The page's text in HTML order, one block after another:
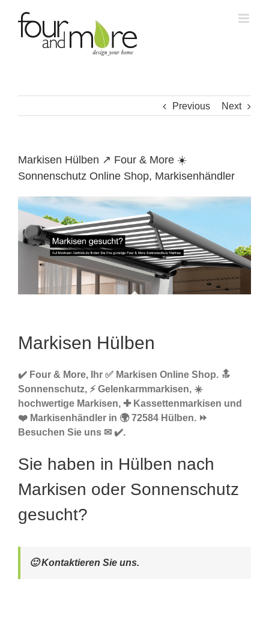
content
Previous Next
Markisen Hülben ↗️ Four & More ☀️
Sonnenschutz Online Shop, Markisenhändler
Markisen Hülben
✔️ Four & More, Ihr ✅ Markisen Online Shop. 🔝
Sonnenschutz, ⚡ Gelenkarmmarkisen, ☀️
hochwertige Markisen, ✚ Kassettenmarkisen und
❤️ Markisenhändler in 🌍 72584 Hülben. ⏩
Besuchen Sie uns ✉ ✔️.
Sie haben in Hülben nach
Markisen oder Sonnenschutz
gesucht?
🙂 Kontaktieren Sie uns.